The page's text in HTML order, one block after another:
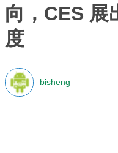
向，CES 展
度
bisheng